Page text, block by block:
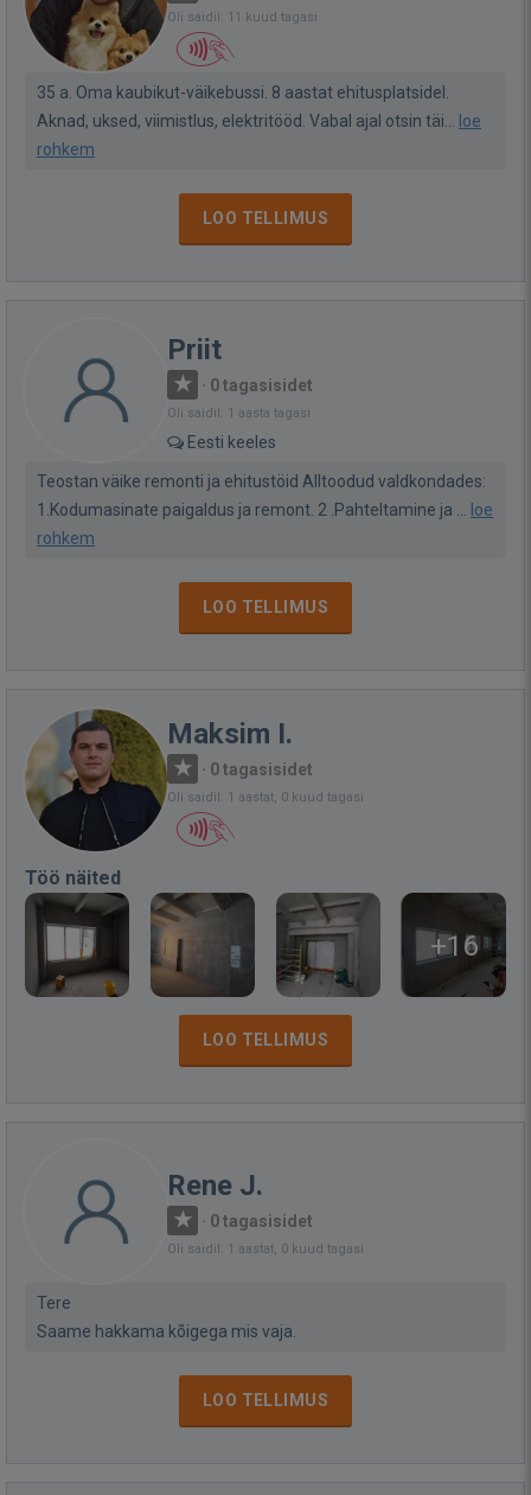
Oli saidil: 11 kuud tagasi
35 a. Оma kaubikut-väikebussi. 8 aastat ehitusplatsidel.
Aknad, uksed, viimistlus, elektritööd. Vabal ajal otsin täi...
loe
rohkem
LOO TELLIMUS
Priit
· 0 tagasisidet
Oli saidil: 1 aasta tagasi
Eesti keeles
Teostan väike remonti ja ehitustöid Alltoodud valdkondades:
1.Kodumasinate paigaldus ja remont. 2 .Pahteltamine ja ...
loe
rohkem
LOO TELLIMUS
Maksim I.
· 0 tagasisidet
Oli saidil: 1 aastat, 0 kuud tagasi
Töö näited
+16
LOO TELLIMUS
Rene J.
· 0 tagasisidet
Oli saidil: 1 aastat, 0 kuud tagasi
Tere
Saame hakkama kõigega mis vaja.
LOO TELLIMUS